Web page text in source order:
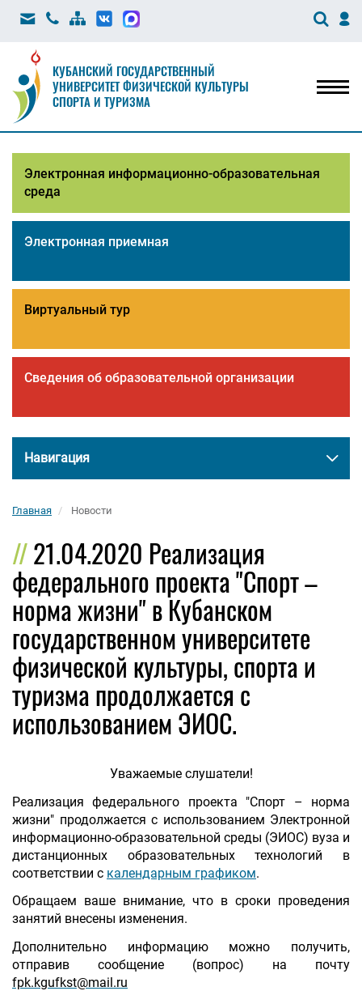
КУБАНСКИЙ ГОСУДАРСТВЕННЫЙ
УНИВЕРСИТЕТ ФИЗИЧЕСКОЙ КУЛЬТУРЫ
СПОРТА И ТУРИЗМА
Электронная информационно-образовательная
среда
Электронная приемная
Виртуальный тур
Сведения об образовательной организации
Навигация
Главная Новости
21.04.2020 Реализация
федерального проекта "Спорт –
норма жизни" в Кубанском
государственном университете
физической культуры, спорта и
туризма продолжается с
использованием ЭИОС.
Уважаемые слушатели!
Реализация федерального проекта "Спорт – норма
жизни" продолжается с использованием Электронной
информационно-образовательной среды (ЭИОС) вуза и
дистанционных образовательных технологий в
соответствии с календарным графиком.
Обращаем ваше внимание, что в сроки проведения
занятий внесены изменения.
Дополнительно информацию можно получить,
отправив сообщение (вопрос) на почту
fpk.kgufkst@mail.ru